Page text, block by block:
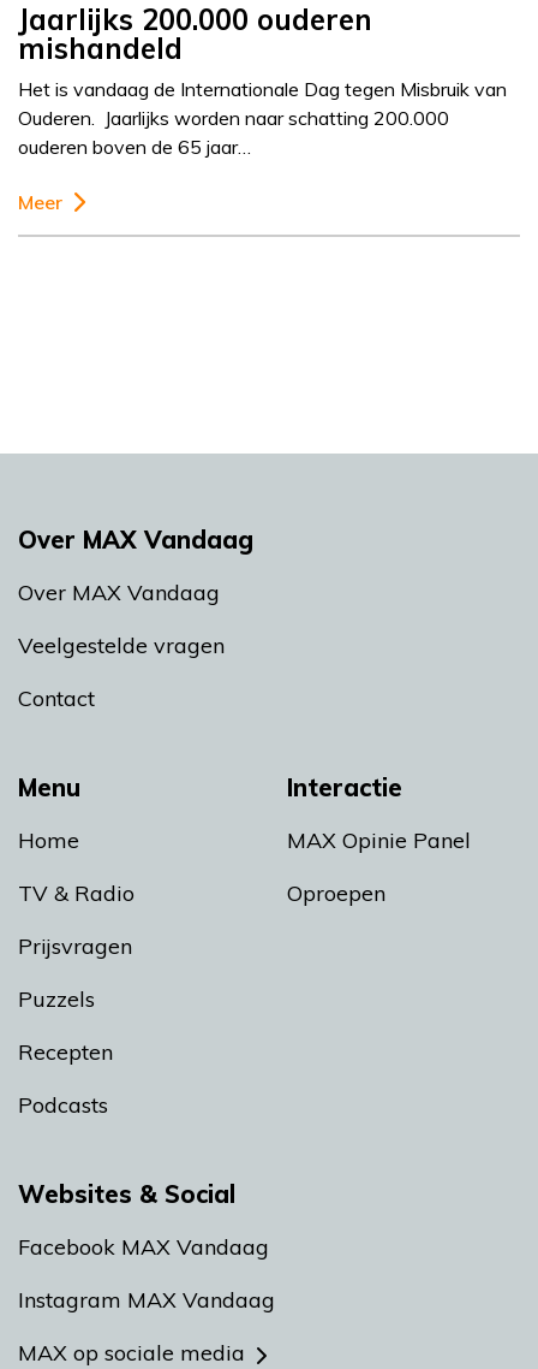
Jaarlijks 200.000 ouderen
mishandeld
Het is vandaag de Internationale Dag tegen Misbruik van
Ouderen. Jaarlijks worden naar schatting 200.000
ouderen boven de 65 jaar…
Meer
Menu
Home
TV & Radio
Prijsvragen
Puzzels
Recepten
Podcasts
Interactie
MAX Opinie Panel
Oproepen
Over MAX Vandaag
Over MAX Vandaag
Veelgestelde vragen
Contact
Websites & Social
Facebook MAX Vandaag
Instagram MAX Vandaag
MAX op sociale media